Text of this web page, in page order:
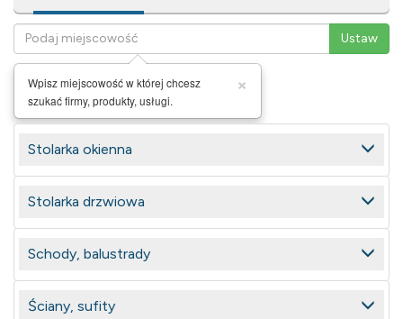
×
Wpisz miejscowość w której chcesz
szukać firmy, produkty, usługi.
Stolarka okienna
Stolarka drzwiowa
Schody, balustrady
Ściany, sufity